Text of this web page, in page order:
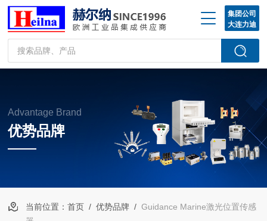
集团公司
大连力迪
Advantage Brand
优势品牌
当前位置：首页 /优势品牌 /Guidance Marine激光位置传感